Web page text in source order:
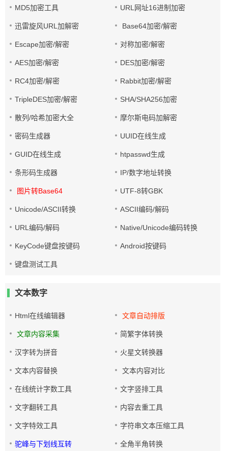
MD5加密工具 URL网址16进制加密
迅雷旋风URL加解密 Base64加密/解密
Escape加密/解密 对称加密/解密
AES加密/解密 DES加密/解密
RC4加密/解密 Rabbit加密/解密
TripleDES加密/解密 SHA/SHA256加密
散列/哈希加密大全 摩尔斯电码加解密
密码生成器 UUID在线生成
GUID在线生成 htpasswd生成
条形码生成器 IP/数字地址转换
图片转Base64 UTF-8转GBK
Unicode/ASCII转换 ASCII编码/解码
URL编码/解码 Native/Unicode编码转换
KeyCode键盘按键码 Android按键码
键盘测试工具
文本数字
Html在线编辑器 文章自动排版
文章内容采集 简繁字体转换
汉字转为拼音 火星文转换器
文本内容替换 文本内容对比
在线统计字数工具 文字竖排工具
文字翻转工具 内容去重工具
文字特效工具 字符串文本压缩工具
驼峰与下划线互转 全角半角转换